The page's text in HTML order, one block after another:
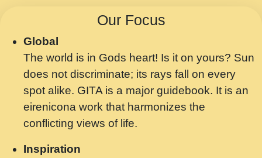
Chahe Ram Ho Chahe Shyam Ho.mp3
मझ अपन जवन बनन न आय, रठ हर क मनन न आय
Shri ravinandan shastri ji maharaj.mp3
मन अशांत मंत्र जाप - गीता प्रेरणा -Swami
Gyananand Ji Maharaj.mp3
मन बध लय परम वल कगन Special Shyam
Saawariya.mp3
Our Focus
Global
The world is in Gods heart! Is it on yours? Sun
does not discriminate; its rays fall on every
spot alike. GITA is a major guidebook. It is an
eirenicona work that harmonizes the
conflicting views of life.
Inspiration